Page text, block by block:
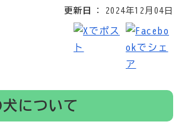
更新日 2024年12月04日
について